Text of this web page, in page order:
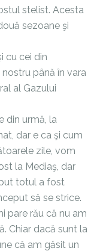
stelist. Acesta
sezoane şi
cu cei din
până în vara
al Gazului
din urmă, la
dar e ca şi cum
zile, vom
la Mediaş, dar
totul a fost
să se strice.
pare rău că nu am
Chiar dacă sunt la
că am găsit un